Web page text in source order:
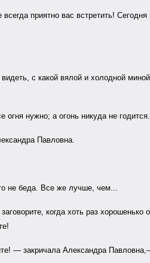
приятно вас встретить!
с какой вялой и холодной
нужно; а огонь никуда не
Павловна.
не беда. Все же лучше, чем...
когда хоть раз
— закричала Александра